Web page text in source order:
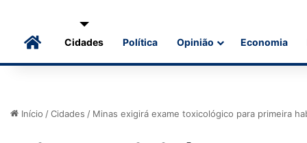
InícioCidades Política Opinião Economia
Início /Cidades / Minas exigirá exame toxicológico para primeira